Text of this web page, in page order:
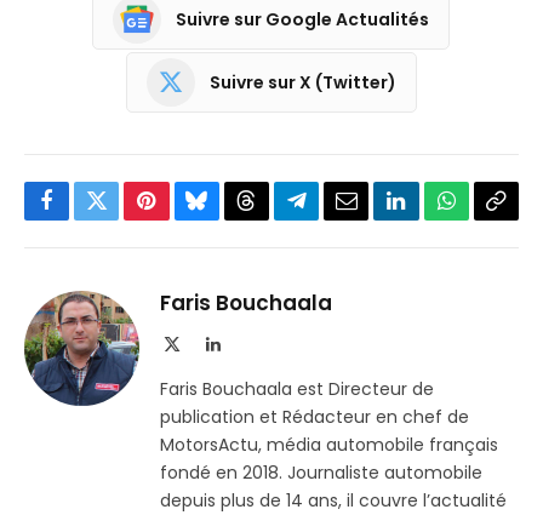
Suivre sur Google Actualités
Suivre sur X (Twitter)
Facebook
TwitterPinterestBlueskyThreadsPartager
Telegram
EmailLinkedInWhatsApp
Faris Bouchaala
LinkedIn
Faris Bouchaala est Directeur de
publication et Rédacteur en chef de
MotorsActu, média automobile français
fondé en 2018. Journaliste automobile
depuis plus de 14 ans, il couvre l’actualité